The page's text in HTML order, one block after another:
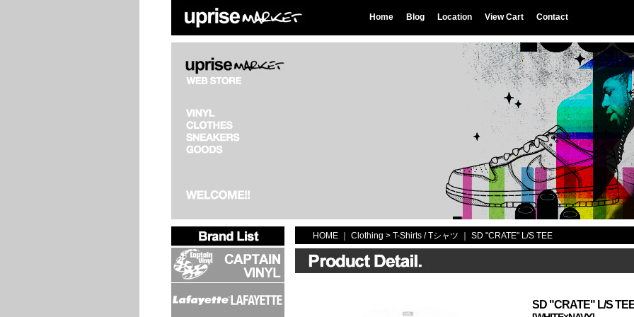
Home Blog Location View Cart Contact
HOME ｜ Clothing > T-Shirts / Tシャツ SD "CRATE" L/S TEE
SD "CRATE" L/S